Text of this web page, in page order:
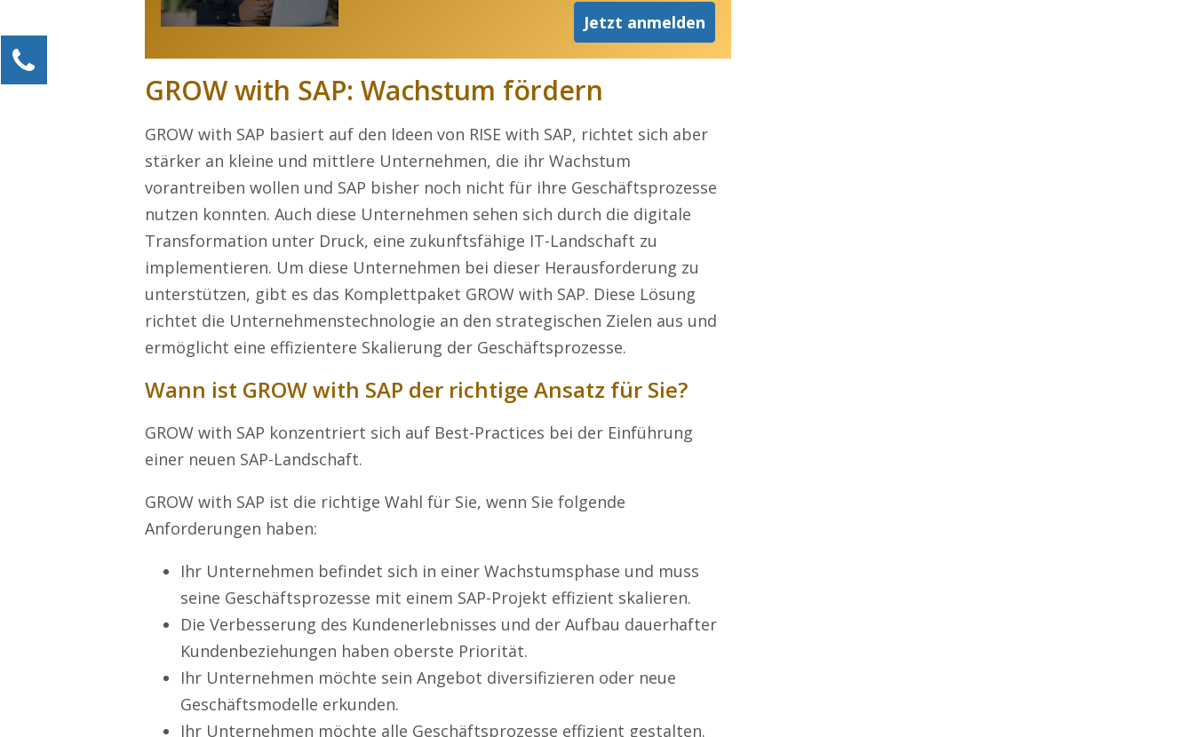
Jetzt anmelden
GROW with SAP: Wachstum fördern
GROW with SAP basiert auf den Ideen von RISE with SAP, richtet sich aber
stärker an kleine und mittlere Unternehmen, die ihr Wachstum
vorantreiben wollen und SAP bisher noch nicht für ihre Geschäftsprozesse
nutzen konnten. Auch diese Unternehmen sehen sich durch die digitale
Transformation unter Druck, eine zukunftsfähige IT-Landschaft zu
implementieren. Um diese Unternehmen bei dieser Herausforderung zu
unterstützen, gibt es das Komplettpaket GROW with SAP. Diese Lösung
richtet die Unternehmenstechnologie an den strategischen Zielen aus und
ermöglicht eine effizientere Skalierung der Geschäftsprozesse.
Wann ist GROW with SAP der richtige Ansatz für Sie?
GROW with SAP konzentriert sich auf Best-Practices bei der Einführung
einer neuen SAP-Landschaft.
GROW with SAP ist die richtige Wahl für Sie, wenn Sie folgende
Anforderungen haben:
Ihr Unternehmen befindet sich in einer Wachstumsphase und muss
seine Geschäftsprozesse mit einem SAP-Projekt effizient skalieren.
Die Verbesserung des Kundenerlebnisses und der Aufbau dauerhafter
Kundenbeziehungen haben oberste Priorität.
Ihr Unternehmen möchte sein Angebot diversifizieren oder neue
Geschäftsmodelle erkunden.
Ihr Unternehmen möchte alle Geschäftsprozesse effizient gestalten.
Kontaktieren Sie uns!
Alexander Kössner-Maier
Kundenservice
0211 946 285 72-15
Alexander.Koessner-Maier@erlebe-software.de